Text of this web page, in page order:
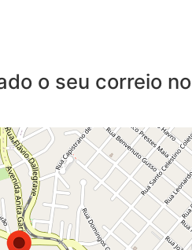
o seu correio no